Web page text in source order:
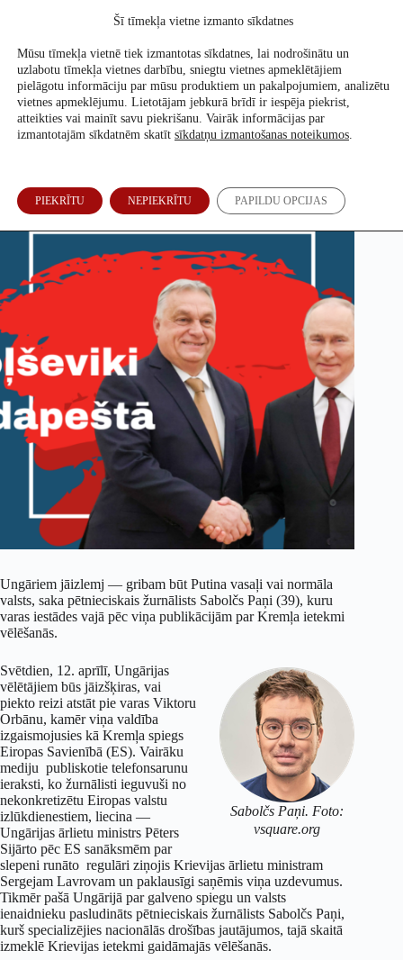
Atbalsti mūs
Boļševiki Budapeštā
Ungāriem jāizlemj — gribam būt Putina vasaļi vai normāla
valsts, saka pētnieciskais žurnālists Sabolčs Paņi (39), kuru
varas iestādes vajā pēc viņa publikācijām par Kremļa ietekmi
vēlēšanās.
Sabolčs Paņi. Foto:
vsquare.org
Svētdien, 12. aprīlī, Ungārijas
vēlētājiem būs jāizšķiras, vai
piekto reizi atstāt pie varas Viktoru
Orbānu, kamēr viņa valdība
izgaismojusies kā Kremļa spiegs
Eiropas Savienībā (ES). Vairāku
mediju publiskotie telefonsarunu
ieraksti, ko žurnālisti ieguvuši no
nekonkretizētu Eiropas valstu
izlūkdienestiem, liecina —
Ungārijas ārlietu ministrs Pēters
Sijārto pēc ES sanāksmēm par
slepeni runāto regulāri ziņojis Krievijas ārlietu ministram
Sergejam Lavrovam un paklausīgi saņēmis viņa uzdevumus.
Tikmēr pašā Ungārijā par galveno spiegu un valsts
ienaidnieku pasludināts pētnieciskais žurnālists Sabolčs Paņi,
kurš specializējies nacionālās drošības jautājumos, tajā skaitā
izmeklē Krievijas ietekmi gaidāmajās vēlēšanās.
Šī tīmekļa vietne izmanto sīkdatnes
Mūsu tīmekļa vietnē tiek izmantotas sīkdatnes, lai nodrošinātu un
uzlabotu tīmekļa vietnes darbību, sniegtu vietnes apmeklētājiem
pielāgotu informāciju par mūsu produktiem un pakalpojumiem, analizētu
vietnes apmeklējumu. Lietotājam jebkurā brīdī ir iespēja piekrist,
atteikties vai mainīt savu piekrišanu. Vairāk informācijas par
izmantotajām sīkdatnēm skatīt sīkdatņu izmantošanas noteikumos.
PIEKRĪTU NEPIEKRĪTU PAPILDU OPCIJAS